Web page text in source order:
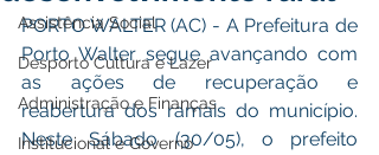
Assistência Social
Desporto Cultura e Lazer
Administração e Finanças
Institucional e Governo
PORTO WALTER (AC) - A Prefeitura de
Porto Walter segue avançando com
as ações de recuperação e
reabertura dos ramais do município.
Neste Sábado (30/05), o prefeito